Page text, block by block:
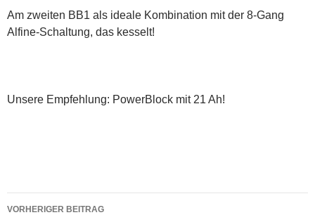
Am zweiten BB1 als ideale Kombination mit der 8-Gang
Alfine-Schaltung, das kesselt!
Unsere Empfehlung: PowerBlock mit 21 Ah!
Beitragsnavigation
VORHERIGER BEITRAG